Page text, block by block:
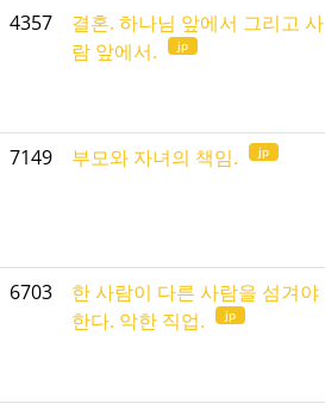
4357
결혼. 하나님 앞에서 그리고 사
람 앞에서.
jp
7149 부모와 자녀의 책임. jp
6703
한 사람이 다른 사람을 섬겨야
한다. 악한 직업.
jp